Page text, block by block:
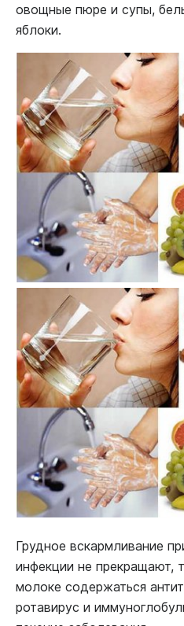
овощные пюре и супы,
яблоки.
Грудное вскармливание
инфекции не прекращают,
молоке содержаться
ротавирус и